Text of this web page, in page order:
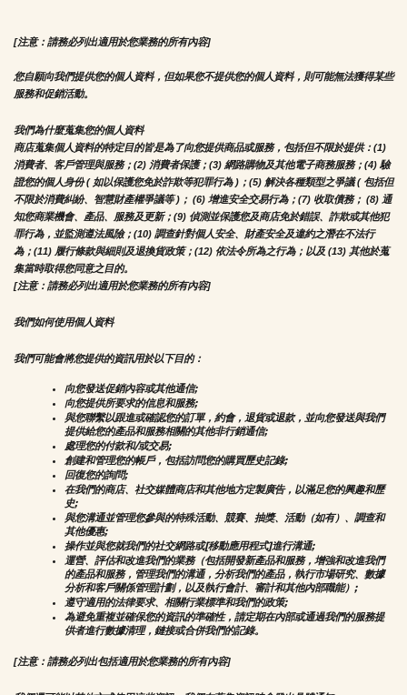
[注意：請務必列出適用於您業務的所有內容]
您自願向我們提供您的個人資料，但如果您不提供您的個人資料，則可能無法獲得某些
服務和促銷活動。
我們為什麼蒐集您的個人資料
商店蒐集個人資料的特定目的皆是為了向您提供商品或服務，包括但不限於提供：(1)
消費者、客戶管理與服務；(2) 消費者保護；(3) 網路購物及其他電子商務服務；(4) 驗
證您的個人身份 ( 如以保護您免於詐欺等犯罪行為 )；(5) 解決各種類型之爭議 ( 包括但
不限於消費糾紛、智慧財產權爭議等 )； (6) 增進安全交易行為；(7) 收取債務； (8) 通
知您商業機會、產品、服務及更新；(9) 偵測並保護您及商店免於錯誤、詐欺或其他犯
罪行為，並監測遵法風險；(10) 調查針對個人安全、財產安全及違約之潛在不法行
為；(11) 履行條款與細則及退換貨政策；(12) 依法令所為之行為；以及 (13) 其他於蒐
集當時取得您同意之目的。
[注意：請務必列出適用於您業務的所有內容]
我們如何使用個人資料
我們可能會將您提供的資訊用於以下目的：
向您發送促銷內容或其他通信;
向您提供所要求的信息和服務;
與您聯繫以跟進或確認您的訂單，約會，退貨或退款，並向您發送與我們
提供給您的產品和服務相關的其他非行銷通信;
處理您的付款和/或交易;
創建和管理您的帳戶，包括訪問您的購買歷史記錄;
回復您的詢問;
在我們的商店、社交媒體商店和其他地方定製廣告，以滿足您的興趣和歷
史;
與您溝通並管理您參與的特殊活動、競賽、抽獎、活動（如有）、調查和
其他優惠;
操作並與您就我們的社交網路或[移動應用程式]進行溝通;
運營、評估和改進我們的業務（包括開發新產品和服務，增強和改進我們
的產品和服務，管理我們的溝通，分析我們的產品，執行市場研究、數據
分析和客戶關係管理計劃，以及執行會計、審計和其他內部職能）;
遵守適用的法律要求、相關行業標準和我們的政策;
為避免重複並確保您的資訊的準確性，請定期在內部或通過我們的服務提
供者進行數據清理，鏈接或合併我們的記錄。
[注意：請務必列出包括適用於您業務的所有內容]